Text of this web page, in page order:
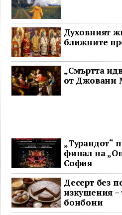
Духовният
ближните
„Смъртта
от Джовани
„Турандот“
финал на
София
Десерт без
изкушения –
бонбони